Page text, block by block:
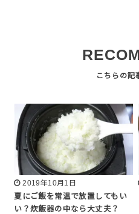
2019年10月1日
夏にご飯を常温で放置してもい
い？炊飯器の中なら大丈夫？